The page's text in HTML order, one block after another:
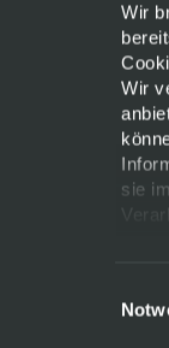
Wir
Wir
sie